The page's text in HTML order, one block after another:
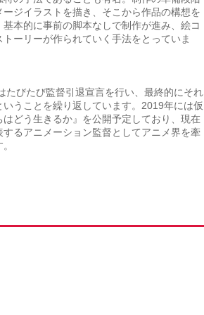
ージイラストを描き、そこから作品の構想を
基本的に事前の脚本なしで制作が進み、絵コ
トーリーが作られていく手法をとっていま
たびたび監督引退宣言を行い、最終的にそれ
いうことを繰り返しています。2019年には仮
はどう生きるか』を公開予定しており、現在
するアニメーション監督としてアニメ界を牽